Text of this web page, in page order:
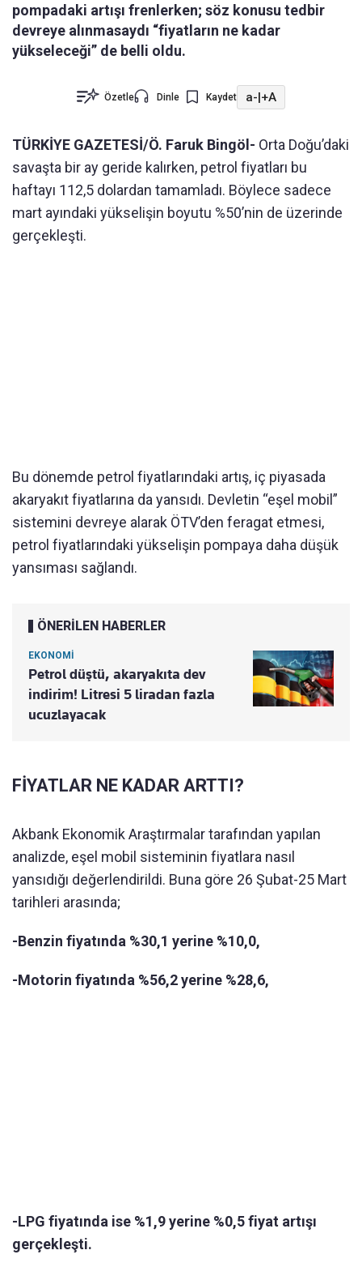
pompadaki artışı frenlerken; söz konusu tedbir
devreye alınmasaydı “fiyatların ne kadar
yükseleceği” de belli oldu.
Özetle Dinle Kaydet a-|+A
TÜRKİYE GAZETESİ/Ö. Faruk Bingöl- Orta Doğu’daki
savaşta bir ay geride kalırken, petrol fiyatları bu
haftayı 112,5 dolardan tamamladı. Böylece sadece
mart ayındaki yükselişin boyutu %50’nin de üzerinde
gerçekleşti.
Bu dönemde petrol fiyatlarındaki artış, iç piyasada
akaryakıt fiyatlarına da yansıdı. Devletin “eşel mobil”
sistemini devreye alarak ÖTV’den feragat etmesi,
petrol fiyatlarındaki yükselişin pompaya daha düşük
yansıması sağlandı.
ÖNERİLEN HABERLER
EKONOMİ
Petrol düştü, akaryakıta dev
indirim! Litresi 5 liradan fazla
ucuzlayacak
FİYATLAR NE KADAR ARTTI?
Akbank Ekonomik Araştırmalar tarafından yapılan
analizde, eşel mobil sisteminin fiyatlara nasıl
yansıdığı değerlendirildi. Buna göre 26 Şubat-25 Mart
tarihleri arasında;
-Benzin fiyatında %30,1 yerine %10,0,
-Motorin fiyatında %56,2 yerine %28,6,
-LPG fiyatında ise %1,9 yerine %0,5 fiyat artışı
gerçekleşti.